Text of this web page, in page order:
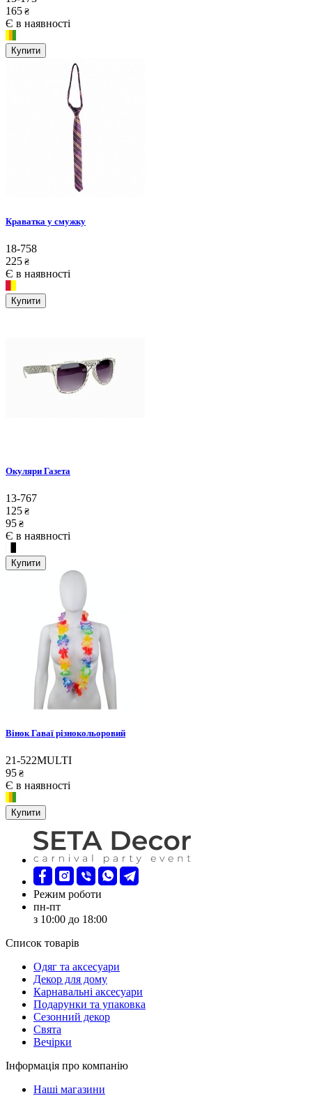
165 ₴
Є в наявності
Купити
Краватка у смужку
18-758
225 ₴
Є в наявності
Купити
Окуляри Газета
13-767
125 ₴
95 ₴
Є в наявності
Купити
Вінок Гаваї різнокольоровий
21-522MULTI
95 ₴
Є в наявності
Купити
Режим роботи
пн-пт
з 10:00 до 18:00
Список товарів
Oдяг та аксесуари
Декор для дому
Карнавальні аксесуари
Подарунки та упаковка
Сезонний декор
Свята
Вечірки
Інформація про компанію
Наші магазини